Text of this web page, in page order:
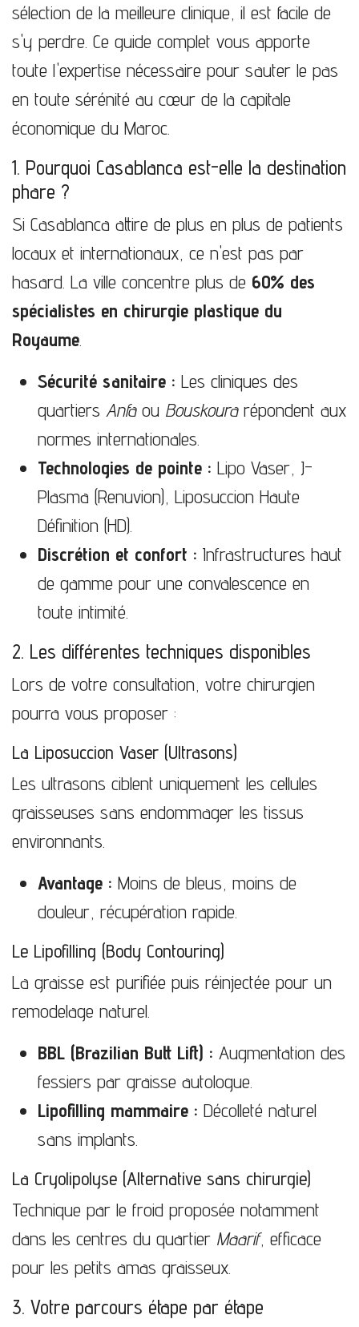
sélection de la meilleure clinique, il est facile de
s'y perdre. Ce guide complet vous apporte
toute l'expertise nécessaire pour sauter le pas
en toute sérénité au cœur de la capitale
économique du Maroc.
1. Pourquoi Casablanca est-elle la destination
phare ?
Si Casablanca attire de plus en plus de patients
locaux et internationaux, ce n'est pas par
hasard. La ville concentre plus de 60% des
spécialistes en chirurgie plastique du
Royaume.
Sécurité sanitaire : Les cliniques des
quartiers Anfaou Bouskourarépondent aux
normes internationales.
Technologies de pointe : Lipo Vaser, J-
Plasma (Renuvion), Liposuccion Haute
Définition (HD).
Discrétion et confort : Infrastructures haut
de gamme pour une convalescence en
toute intimité.
2. Les différentes techniques disponibles
Lors de votre consultation, votre chirurgien
pourra vous proposer :
La Liposuccion Vaser (Ultrasons)
Les ultrasons ciblent uniquement les cellules
graisseuses sans endommager les tissus
environnants.
Avantage : Moins de bleus, moins de
douleur, récupération rapide.
Le Lipofilling (Body Contouring)
La graisse est purifiée puis réinjectée pour un
remodelage naturel.
BBL (Brazilian Butt Lift) : Augmentation des
fessiers par graisse autologue.
Lipofilling mammaire : Décolleté naturel
sans implants.
La Cryolipolyse (Alternative sans chirurgie)
Technique par le froid proposée notamment
dans les centres du quartier Maarif, efficace
pour les petits amas graisseux.
3. Votre parcours étape par étape